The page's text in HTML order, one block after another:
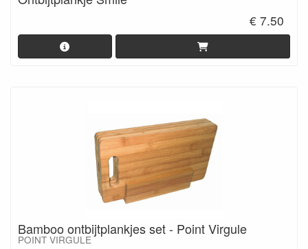
€ 7.50
Bamboo ontbijtplankjes set - Point Virgule
POINT VIRGULE